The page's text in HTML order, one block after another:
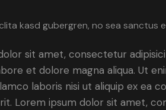
kasd gubergren, no sea sanctus
sit amet, consectetur
et dolore magna aliqua. Ut
laboris nisi ut aliquip ex ea
Lorem ipsum dolor sit amet,